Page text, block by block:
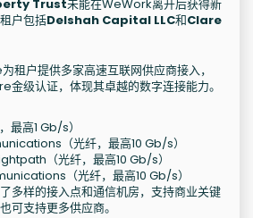
Trust未能在WeWork离开后获得新
户包括Delshah Capital LLC和Clare
租户提供多家高速互联网供应商接入，
级认证，体现其卓越的数字连接能力。
最高1 Gb/s）
（光纤，最高10 Gb/s）
（光纤，最高10 Gb/s）
（光纤，最高10 Gb/s）
多样的接入点和通信机房，支持商业关键
可支持更多供应商。